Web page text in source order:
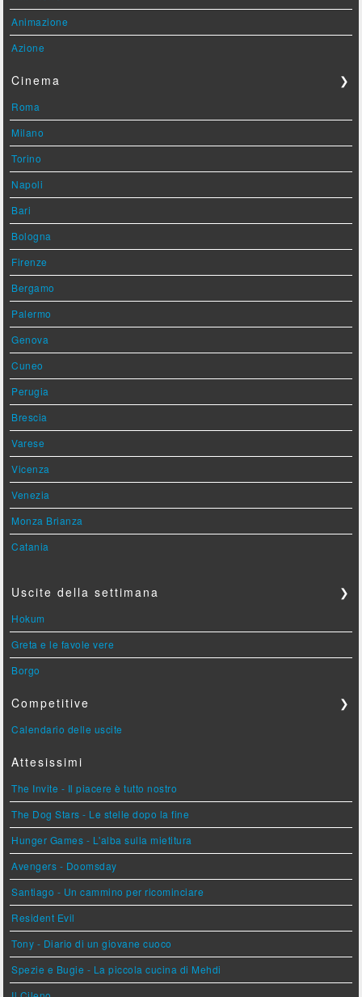
Animazione
Azione
Cinema ❯
Roma
Milano
Torino
Napoli
Bari
Bologna
Firenze
Bergamo
Palermo
Genova
Cuneo
Perugia
Brescia
Varese
Vicenza
Venezia
Monza Brianza
Catania
Uscite della settimana ❯
Hokum
Greta e le favole vere
Borgo
Competitive ❯
Calendario delle uscite
Attesissimi
The Invite - Il piacere è tutto nostro
The Dog Stars - Le stelle dopo la fine
Hunger Games - L'alba sulla mietitura
Avengers - Doomsday
Santiago - Un cammino per ricominciare
Resident Evil
Tony - Diario di un giovane cuoco
Spezie e Bugie - La piccola cucina di Mehdi